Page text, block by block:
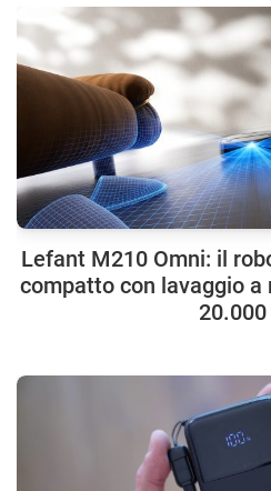
Lefant M210 Omni: il
compatto con lavaggio a
20.000